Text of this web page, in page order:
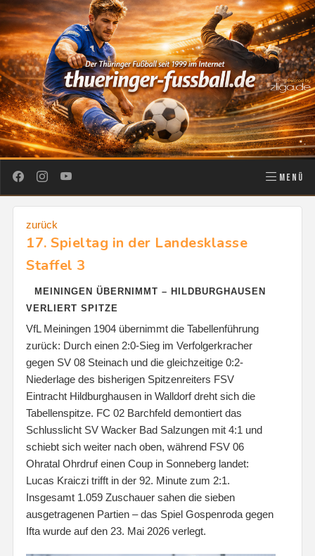
MENÜ
zurück
17. Spieltag in der Landesklasse
Staffel 3
MEININGEN ÜBERNIMMT – HILDBURGHAUSEN
VERLIERT SPITZE
VfL Meiningen 1904 übernimmt die Tabellenführung
zurück: Durch einen 2:0-Sieg im Verfolgerkracher
gegen SV 08 Steinach und die gleichzeitige 0:2-
Niederlage des bisherigen Spitzenreiters FSV
Eintracht Hildburghausen in Walldorf dreht sich die
Tabellenspitze. FC 02 Barchfeld demontiert das
Schlusslicht SV Wacker Bad Salzungen mit 4:1 und
schiebt sich weiter nach oben, während FSV 06
Ohratal Ohrdruf einen Coup in Sonneberg landet:
Lucas Kraiczi trifft in der 92. Minute zum 2:1.
Insgesamt 1.059 Zuschauer sahen die sieben
ausgetragenen Partien – das Spiel Gospenroda gegen
Ifta wurde auf den 23. Mai 2026 verlegt.